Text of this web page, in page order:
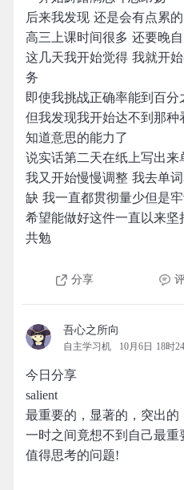
后来我发现 还是会有点累的
高三上课时间很多 还要晚
这几天我开始觉得 我就开
务
即使我挑战正确率能到百
但我发现我开始达不到那
知道意思的能力了
说实话第二天在纸上写出来
我又开始慢慢调整 我去单
缺 我一直都贯彻量少但是
希望能做好这件一直以来坚
共勉
分享
吾心之所向
自主学习机 10月6日 18时
今日分享
salient
最重要的，显著的，突出的
一时之间竟想不到自己最重
值得思考的问题!